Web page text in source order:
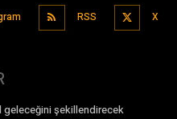
RSS X
geleceğini şekillendirecek